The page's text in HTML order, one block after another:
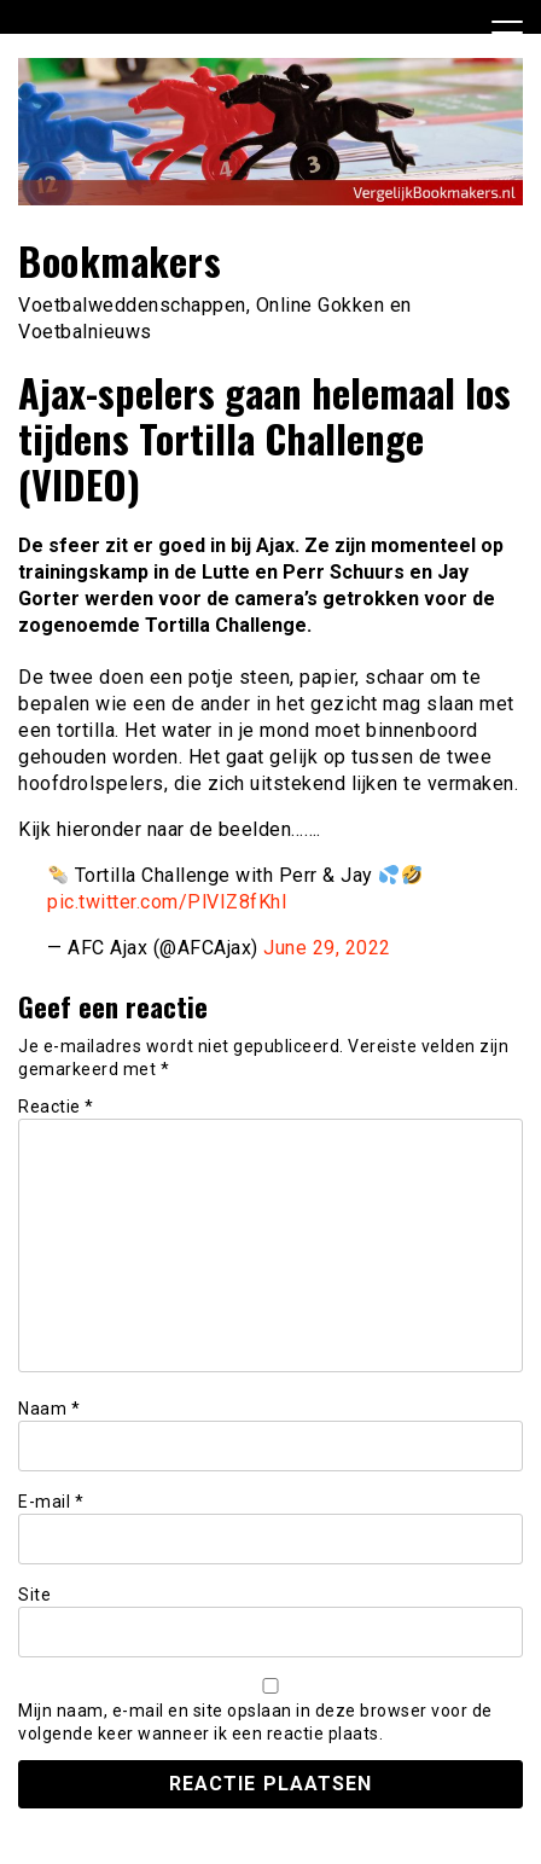
naar
inhoud
Bookmakers
Voetbalweddenschappen, Online Gokken en
Voetbalnieuws
Ajax-spelers gaan helemaal los
tijdens Tortilla Challenge
(VIDEO)
De sfeer zit er goed in bij Ajax. Ze zijn momenteel op
trainingskamp in de Lutte en Perr Schuurs en Jay
Gorter werden voor de camera’s getrokken voor de
zogenoemde Tortilla Challenge.
De twee doen een potje steen, papier, schaar om te
bepalen wie een de ander in het gezicht mag slaan met
een tortilla. Het water in je mond moet binnenboord
gehouden worden. Het gaat gelijk op tussen de twee
hoofdrolspelers, die zich uitstekend lijken te vermaken.
Kijk hieronder naar de beelden…….
Tortilla Challenge with Perr & Jay
pic.twitter.com/PlVIZ8fKhl
— AFC Ajax (@AFCAjax) June 29, 2022
Geef een reactie
Je e-mailadres wordt niet gepubliceerd. Vereiste velden zijn
gemarkeerd met *
Reactie *
Naam *
E-mail *
Site
Mijn naam, e-mail en site opslaan in deze browser voor de
volgende keer wanneer ik een reactie plaats.